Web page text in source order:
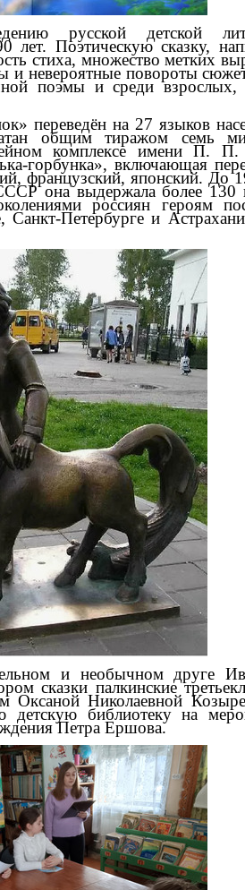
русской детской
лет. Поэтическую сказку,
стиха, множество метких
и невероятные повороты
поэмы и среди
переведён на 27 языков
общим тиражом семь
комплексе имени П.
горбунка», включающая
французский, японский. До
она выдержала более 130
россиян героям
Петербурге и
и необычном друге
сказки палкинские
Оксаной Николаевной
библиотеку на
Петра Ершова.